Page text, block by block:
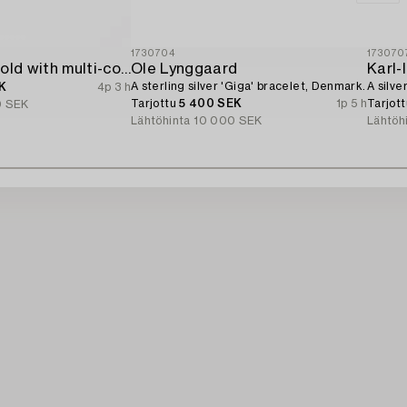
Bracelet 18K gold with multi-coloured sapphires and round brilliant-cut diamonds.
4p 3 h
1730704
Ole Lynggaard
A sterling silver 'Giga' bracelet, Denmark.
Tarjottu5 400 SEK
1p 5 h
Lähtöhinta 10 000 SEK
Karl-
A